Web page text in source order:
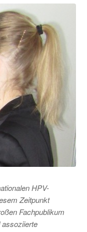
HPV-
Zeitpunkt
Fachpublikum
assoziierte